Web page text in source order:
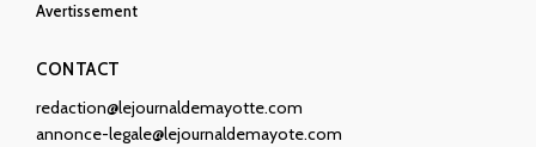
Avertissement
CONTACT
redaction@lejournaldemayotte.com
annonce-legale@lejournaldemayote.com